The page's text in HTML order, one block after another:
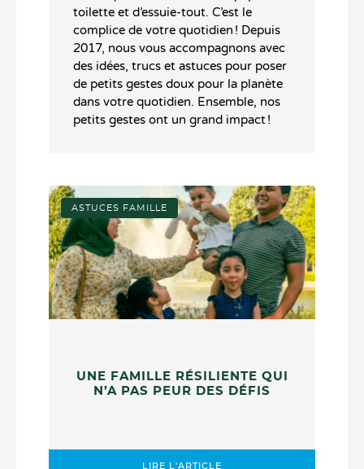
toilette et d’essuie-tout. C’est le
complice de votre quotidien ! Depuis
2017, nous vous accompagnons avec
des idées, trucs et astuces pour poser
de petits gestes doux pour la planète
dans votre quotidien. Ensemble, nos
petits gestes ont un grand impact !
ASTUCES FAMILLE
UNE FAMILLE RÉSILIENTE QUI
N’A PAS PEUR DES DÉFIS
LIRE L'ARTICLE